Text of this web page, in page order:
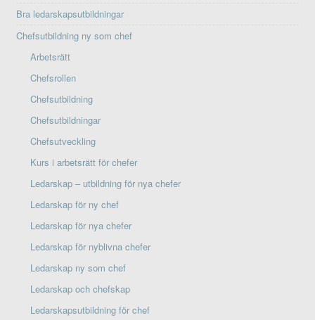
Bra ledarskapsutbildningar
Chefsutbildning ny som chef
Arbetsrätt
Chefsrollen
Chefsutbildning
Chefsutbildningar
Chefsutveckling
Kurs i arbetsrätt för chefer
Ledarskap – utbildning för nya chefer
Ledarskap för ny chef
Ledarskap för nya chefer
Ledarskap för nyblivna chefer
Ledarskap ny som chef
Ledarskap och chefskap
Ledarskapsutbildning för chef